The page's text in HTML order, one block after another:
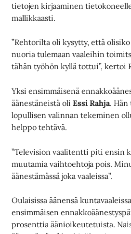
tietojen kirjaaminen
mallikkaasti.
”Rehtorilta oli kysytty, että
nuoria tulemaan vaaleihin
tähän työhön kyllä tottui”, kertoi
Yksi ensimmäisenä
äänestäneistä oliEssi Rahja.
lopullisen valinnan tekeminen
helppo tehtävä.
”Television vaalitentti piti ensin
muutamia vaihtoehtoja pois.
äänestämässä joka vaaleissa”.
Oulaisissa äänensä
ensimmäisen
prosenttia äänioikeutetuista.